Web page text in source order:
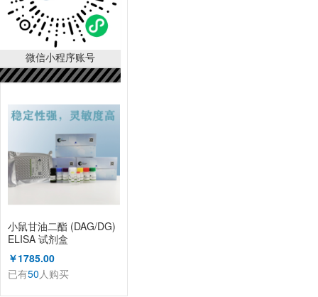
微信小程序账号
LAMP可视化染料，20×
￥990.00
已有50人购买
小鼠甘油二酯 (DAG/DG)
ELISA 试剂盒
￥1785.00
已有50人购买